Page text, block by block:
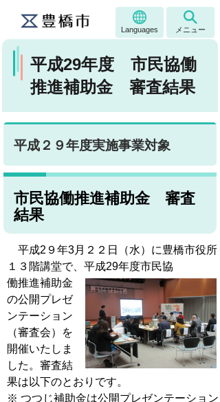
Languages メニュー
平成29年度 市民協働
推進補助金 審査結果
平成２９年度実施事業対象
市民協働推進補助金 審査
結果
平成2９年3月２２日（水）に豊橋市役所
１３階講堂で、 平成29年度市民協
働推進補助金
の公開プレゼ
ンテーション
（審査会）を
開催いたしま
した。審査結
果は以下のとおりです。
※ つつじ補助金は公開プレゼンテーション